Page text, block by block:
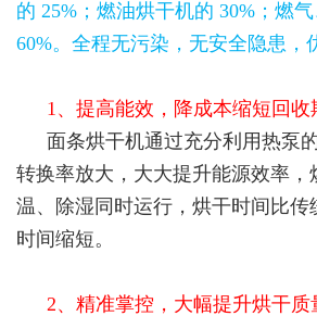
的 25%；燃油烘干机的 30%；燃
60%。全程无污染，无安全隐患，
1、提高能效，降成本缩短回收
面条烘干机通过充分利用热泵
转换率放大，大大提升能源效率，
温、除湿同时运行，烘干时间比传
时间缩短。
2、精准掌控，大幅提升烘干质